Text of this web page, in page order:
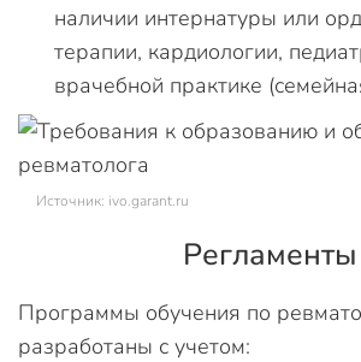
наличии интернатуры или
терапии, кардиологии,
врачебной практике
Источник: ivo.garant.ru
Регламенты
Программы обучения по
разработаны с учетом: